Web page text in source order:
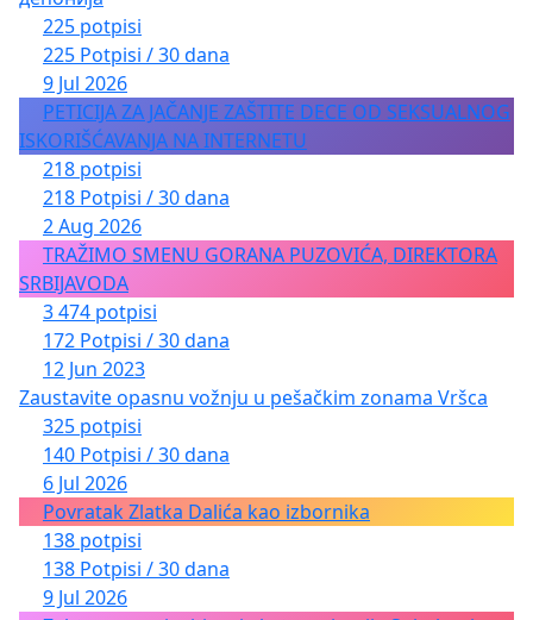
225 potpisi
225 Potpisi / 30 dana
9 Jul 2026
PETICIJA ZA JAČANJE ZAŠTITE DECE OD SEKSUALNOG
ISKORIŠĆAVANJA NA INTERNETU
218 potpisi
218 Potpisi / 30 dana
2 Aug 2026
TRAŽIMO SMENU GORANA PUZOVIĆA, DIREKTORA
SRBIJAVODA
3 474 potpisi
172 Potpisi / 30 dana
12 Jun 2023
Zaustavite opasnu vožnju u pešačkim zonama Vršca
325 potpisi
140 Potpisi / 30 dana
6 Jul 2026
Povratak Zlatka Dalića kao izbornika
138 potpisi
138 Potpisi / 30 dana
9 Jul 2026